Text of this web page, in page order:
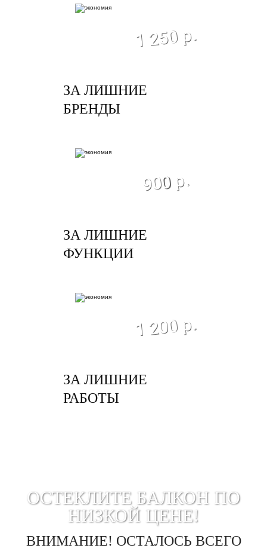
1 250 р.
ЗА ЛИШНИЕ
БРЕНДЫ
900 р.
ЗА ЛИШНИЕ
ФУНКЦИИ
1 200 р.
ЗА ЛИШНИЕ
РАБОТЫ
ОСТЕКЛИТЕ БАЛКОН ПО
НИЗКОЙ ЦЕНЕ!
ВНИМАНИЕ! ОСТАЛОСЬ ВСЕГО